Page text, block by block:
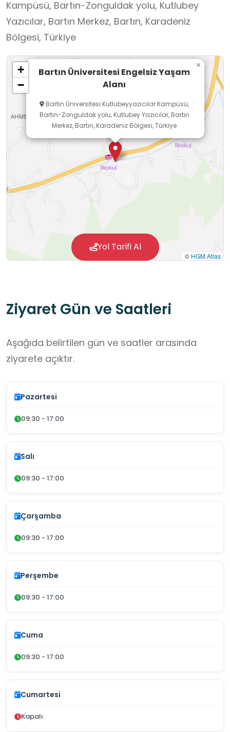
Kampüsü, Bartın-Zonguldak yolu, Kutlubey
Yazıcılar, Bartın Merkez, Bartın, Karadeniz
Bölgesi, Türkiye
Bartın Üniversitesi Engelsiz Yaşam
Alanı
Bartın Üniversitesi Kutlubeyyazıcılar Kampüsü,
Bartın-Zonguldak yolu, Kutlubey Yazıcılar, Bartın
Merkez, Bartın, Karadeniz Bölgesi, Türkiye
×
+
−
© HGM Atlas
Yol Tarifi Al
Ziyaret Gün ve Saatleri
Aşağıda belirtilen gün ve saatler arasında
ziyarete açıktır.
Pazartesi
09:30 - 17:00
Salı
09:30 - 17:00
Çarşamba
09:30 - 17:00
Perşembe
09:30 - 17:00
Cuma
09:30 - 17:00
Cumartesi
Kapalı